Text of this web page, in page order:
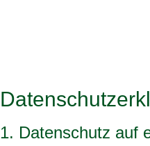
1. Datenschutz auf